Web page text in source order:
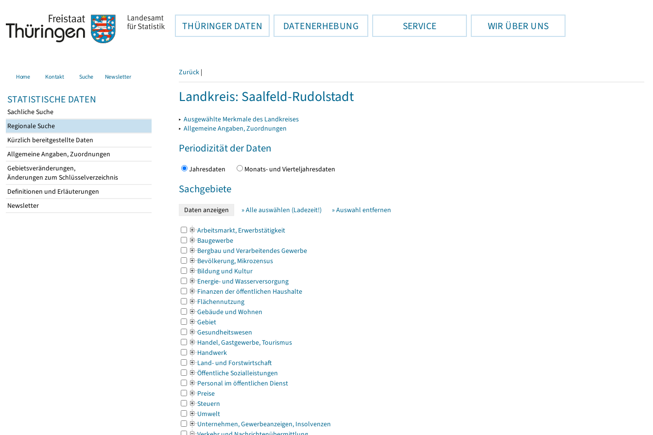
THÜRINGER DATEN DATENERHEBUNG SERVICE WIR ÜBER UNS
Home Kontakt Suche Newsletter
STATISTISCHE DATEN
Sachliche Suche
Regionale Suche
Kürzlich bereitgestellte Daten
Allgemeine Angaben, Zuordnungen
Gebietsveränderungen,
Änderungen zum Schlüsselverzeichnis
Definitionen und Erläuterungen
Newsletter
Zurück |
Landkreis: Saalfeld-Rudolstadt
▸ Ausgewählte Merkmale des Landkreises
▸ Allgemeine Angaben, Zuordnungen
Periodizität der Daten
Jahresdaten Monats- und Vierteljahresdaten
Sachgebiete
» Alle auswählen (Ladezeit!) » Auswahl entfernen
Arbeitsmarkt, Erwerbstätigkeit
Baugewerbe
Bergbau und Verarbeitendes Gewerbe
Bevölkerung, Mikrozensus
Bildung und Kultur
Energie- und Wasserversorgung
Finanzen der öffentlichen Haushalte
Flächennutzung
Gebäude und Wohnen
Gebiet
Gesundheitswesen
Handel, Gastgewerbe, Tourismus
Handwerk
Land- und Forstwirtschaft
Öffentliche Sozialleistungen
Personal im öffentlichen Dienst
Preise
Steuern
Umwelt
Unternehmen, Gewerbeanzeigen, Insolvenzen